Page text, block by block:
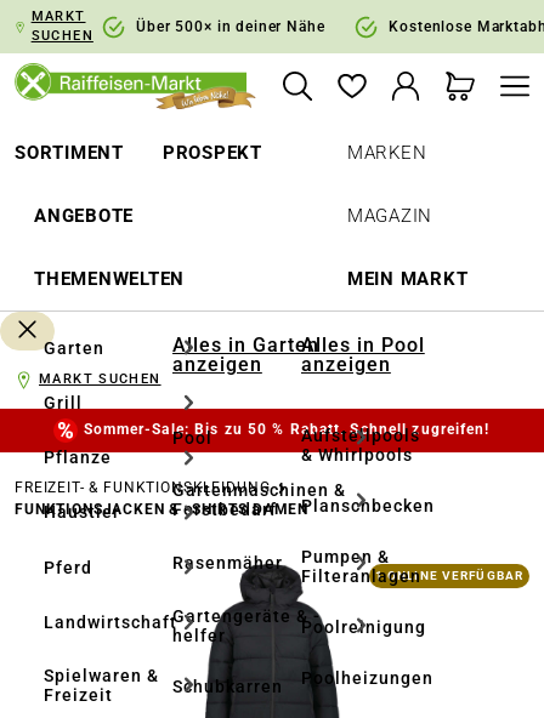
Zur Hauptnavigation springen
MARKT
SUCHEN
Über 500× in deiner Nähe Kostenlose
SORTIMENT PROSPEKT
ANGEBOTE
THEMENWELTEN
MARKEN
MAGAZIN
MEIN MARKT
Garten
Grill
Pflanze
Haustier
Pferd
Landwirtschaft
Spielwaren &
Freizeit
Alles in Garten
anzeigen
Pool
Gartenmaschinen &
Forstbedarf
Rasenmäher
Gartengeräte & -
helfer
Schubkarren
Alles in Pool
anzeigen
Aufstellpools
& Whirlpools
Planschbecken
Pumpen &
Filteranlagen
Poolreinigung
Poolheizungen
MARKT SUCHEN
Sommer-Sale: Bis zu 50 % Rabatt. Schnell zugreifen!
FREIZEIT- & FUNKTIONSKLEIDUNG
FUNKTIONSJACKEN & -SHIRTS DAMEN
Bildergalerie überspringen 1 ONLINE VERFÜGBAR